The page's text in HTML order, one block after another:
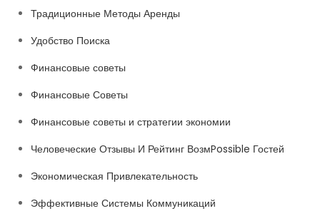
Традиционные Методы Аренды
Удобство Поиска
Финансовые советы
Финансовые Советы
Финансовые советы и стратегии экономии
Человеческие Отзывы И Рейтинг ВозмPossible Гостей
Экономическая Привлекательность
Эффективные Системы Коммуникаций